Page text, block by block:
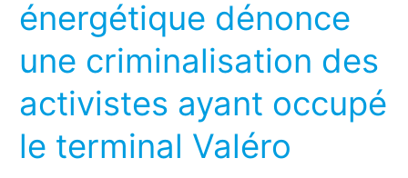
énergétique dénonce
une criminalisation des
activistes ayant occupé
le terminal Valéro
transition
énergétique
dénonce
criminalisation
des
activistes